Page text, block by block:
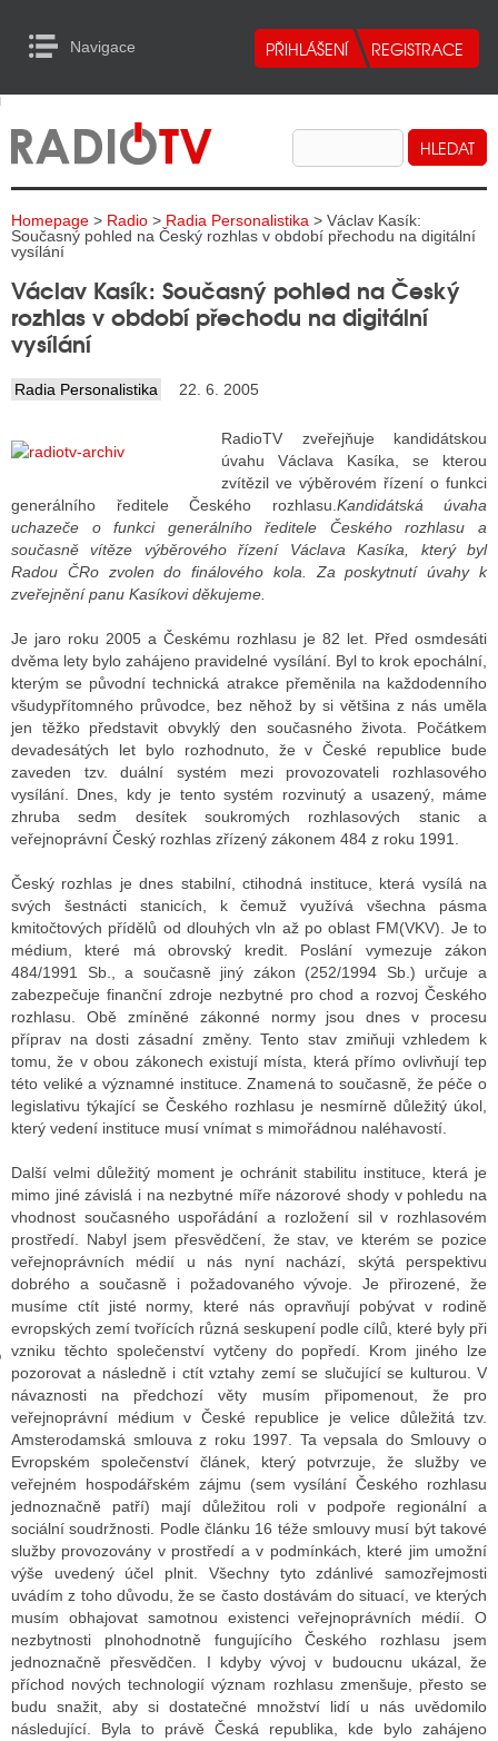
Navigace
RADIA
TELEVIZE
INTERNET
RADIA
RÁDIÍ
RÁDIÍ
TELEVIZE
VYSÍLAČE
INTERNET
RÁDIA
STRÁNKY RÁDIÍ
TISK
STÁT BLOGEREM
DISKUTÉRA NA RADIOTV
STARŠÍCH DISKUZÍ
to Content
Homepage > Radio > Radia Personalistika > Václav Kasík:
Současný pohled na Český rozhlas v období přechodu na digitální
vysílání
Václav Kasík: Současný pohled na Český
rozhlas v období přechodu na digitální
vysílání
Radia Personalistika 22. 6. 2005
RadioTV zveřejňuje kandidátskou
úvahu Václava Kasíka, se kterou
zvítězil ve výběrovém řízení o funkci
generálního ředitele Českého rozhlasu. Kandidátská úvaha
uchazeče o funkci generálního ředitele Českého rozhlasu a
současně vítěze výběrového řízení Václava Kasíka, který byl
Radou ČRo zvolen do finálového kola. Za poskytnutí úvahy k
zveřejnění panu Kasíkovi děkujeme.
Je jaro roku 2005 a Českému rozhlasu je 82 let. Před osmdesáti
dvěma lety bylo zahájeno pravidelné vysílání. Byl to krok epochální,
kterým se původní technická atrakce přeměnila na každodenního
všudypřítomného průvodce, bez něhož by si většina z nás uměla
jen těžko představit obvyklý den současného života. Počátkem
devadesátých let bylo rozhodnuto, že v České republice bude
zaveden tzv. duální systém mezi provozovateli rozhlasového
vysílání. Dnes, kdy je tento systém rozvinutý a usazený, máme
zhruba sedm desítek soukromých rozhlasových stanic a
veřejnoprávní Český rozhlas zřízený zákonem 484 z roku 1991.
Český rozhlas je dnes stabilní, ctihodná instituce, která vysílá na
svých šestnácti stanicích, k čemuž využívá všechna pásma
kmitočtových přídělů od dlouhých vln až po oblast FM(VKV). Je to
médium, které má obrovský kredit. Poslání vymezuje zákon
484/1991 Sb., a současně jiný zákon (252/1994 Sb.) určuje a
zabezpečuje finanční zdroje nezbytné pro chod a rozvoj Českého
rozhlasu. Obě zmíněné zákonné normy jsou dnes v procesu
příprav na dosti zásadní změny. Tento stav zmiňuji vzhledem k
tomu, že v obou zákonech existují místa, která přímo ovlivňují tep
této veliké a významné instituce. Znamená to současně, že péče o
legislativu týkající se Českého rozhlasu je nesmírně důležitý úkol,
který vedení instituce musí vnímat s mimořádnou naléhavostí.
Další velmi důležitý moment je ochránit stabilitu instituce, která je
mimo jiné závislá i na nezbytné míře názorové shody v pohledu na
vhodnost současného uspořádání a rozložení sil v rozhlasovém
prostředí. Nabyl jsem přesvědčení, že stav, ve kterém se pozice
veřejnoprávních médií u nás nyní nachází, skýtá perspektivu
dobrého a současně i požadovaného vývoje. Je přirozené, že
musíme ctít jisté normy, které nás opravňují pobývat v rodině
evropských zemí tvořících různá seskupení podle cílů, které byly při
vzniku těchto společenství vytčeny do popředí. Krom jiného lze
pozorovat a následně i ctít vztahy zemí se slučující se kulturou. V
návaznosti na předchozí věty musím připomenout, že pro
veřejnoprávní médium v České republice je velice důležitá tzv.
Amsterodamská smlouva z roku 1997. Ta vepsala do Smlouvy o
Evropském společenství článek, který potvrzuje, že služby ve
veřejném hospodářském zájmu (sem vysílání Českého rozhlasu
jednoznačně patří) mají důležitou roli v podpoře regionální a
sociální soudržnosti. Podle článku 16 téže smlouvy musí být takové
služby provozovány v prostředí a v podmínkách, které jim umožní
výše uvedený účel plnit. Všechny tyto zdánlivé samozřejmosti
uvádím z toho důvodu, že se často dostávám do situací, ve kterých
musím obhajovat samotnou existenci veřejnoprávních médií. O
nezbytnosti plnohodnotně fungujícího Českého rozhlasu jsem
jednoznačně přesvědčen. I kdyby vývoj v budoucnu ukázal, že
příchod nových technologií význam rozhlasu zmenšuje, přesto se
budu snažit, aby si dostatečné množství lidí u nás uvědomilo
následující. Byla to právě Česká republika, kde bylo zahájeno